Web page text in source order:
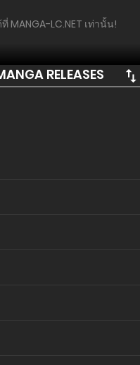
MANGA-LC.NET เท่านั้น!
RELEASES